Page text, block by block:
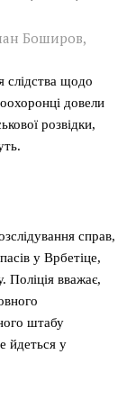
Боширов,
слідства щодо
довели
розвідки,
справ,
у Врбетіце,
Поліція вважає,
штабу
йдеться у